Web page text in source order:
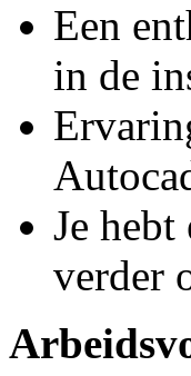
Een
in de
Je
verder